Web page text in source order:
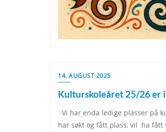
14. AUGUST 2025
Kulturskoleåret 25/26 er
Vi har enda ledige plasser på
har søkt og fått plass, vil ha